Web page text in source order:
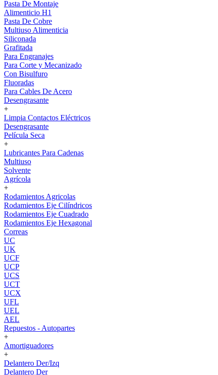
Pasta De Montaje
Alimenticio H1
Pasta De Cobre
Multiuso Alimenticia
Siliconada
Grafitada
Para Engranajes
Para Corte y Mecanizado
Con Bisulfuro
Fluoradas
Para Cables De Acero
Desengrasante
+
Limpia Contactos Eléctricos
Desengrasante
Película Seca
+
Lubricantes Para Cadenas
Multiuso
Solvente
Agrícola
+
Rodamientos Agricolas
Rodamientos Eje Cilíndricos
Rodamientos Eje Cuadrado
Rodamientos Eje Hexagonal
Correas
UC
UK
UCF
UCP
UCS
UCT
UCX
UFL
UEL
AEL
Repuestos - Autopartes
+
Amortiguadores
+
Delantero Der/Izq
Delantero Der